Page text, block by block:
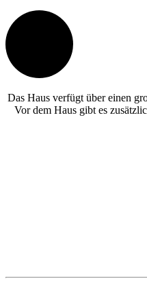
Das Haus verfügt über einen
Vor dem Haus gibt es